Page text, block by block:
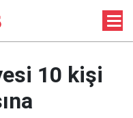
10 kişi